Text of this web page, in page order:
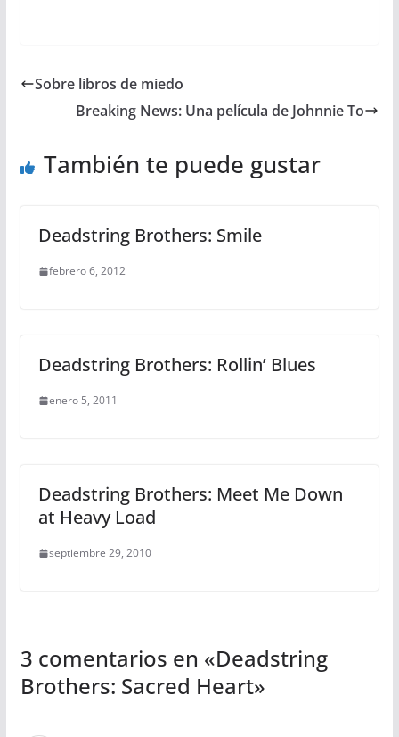
Sobre libros de miedo
Breaking News: Una película de Johnnie To
También te puede gustar
Deadstring Brothers: Smile
febrero 6, 2012
Deadstring Brothers: Rollin’ Blues
enero 5, 2011
Deadstring Brothers: Meet Me Down
at Heavy Load
septiembre 29, 2010
3 comentarios en «Deadstring
Brothers: Sacred Heart»